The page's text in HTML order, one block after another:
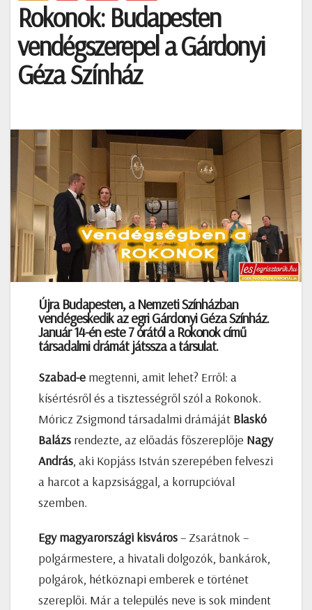
Rokonok: Budapesten
vendégszerepel a Gárdonyi
Géza Színház
ÚjraBudapesten, aNemzeti Színházban
vendégeskedik az egri Gárdonyi Géza Színház.
Január 14-én este 7 órától a Rokonok című
társadalmi drámát játssza a társulat.
Szabad-e megtenni, amit lehet? Erről: a
kísértésről és a tisztességről szól a Rokonok.
Móricz Zsigmond társadalmi drámáját Blaskó
Balázs rendezte, az előadás főszereplője Nagy
András, aki Kopjáss István szerepében felveszi
a harcot a kapzsisággal, a korrupcióval
szemben.
Egy magyarországi kisváros– Zsarátnok –
polgármestere, a hivatali dolgozók, bankárok,
polgárok, hétköznapi emberek e történet
szereplői. Már a település neve is sok mindent